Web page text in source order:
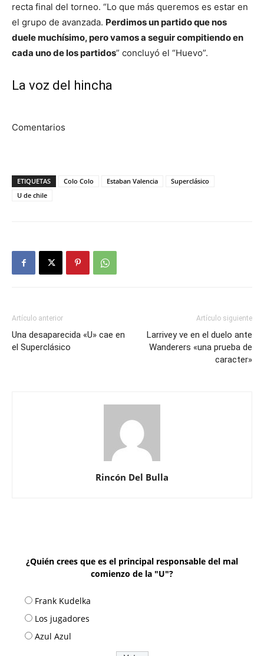
recta final del torneo. “Lo que más queremos es estar en
el grupo de avanzada. Perdimos un partido que nos
duele muchísimo, pero vamos a seguir compitiendo en
cada uno de los partidos” concluyó el “Huevo”.
La voz del hincha
Comentarios
ETIQUETAS Colo Colo Estaban Valencia
Superclásico
U de chile
Artículo anterior
Una desaparecida «U» cae en
el Superclásico
Artículo siguiente
Larrivey ve en el duelo ante
Wanderers «una prueba de
caracter»
Rincón Del Bulla
¿Quién crees que es el principal responsable del mal
comienzo de la "U"?
Frank Kudelka
Los jugadores
Azul Azul